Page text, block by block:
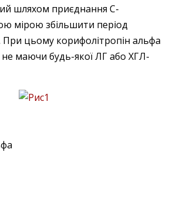
шляхом приєднання С-
мірою збільшити період
При цьому корифолітропін альфа
не маючи будь-якої ЛГ або ХГЛ-